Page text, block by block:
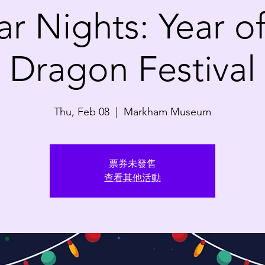
Nights: Year
Dragon Festival
Thu, Feb 08 Markham Museum
票券未發售
查看其他活動